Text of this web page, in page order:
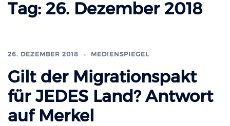
Tag: 26. Dezember 2018
26. DEZEMBER 2018 MEDIENSPIEGEL
Gilt der Migrationspakt
für JEDES Land? Antwort
auf Merkel